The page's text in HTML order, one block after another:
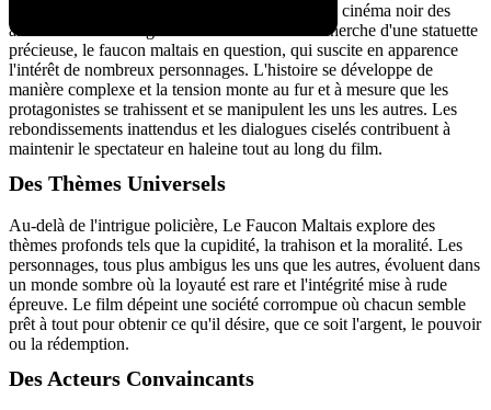
Le Faucon Maltais est un film emblématique du cinéma noir des
années 1940. L'intrigue tourne autour de la recherche d'une statuette
précieuse, le faucon maltais en question, qui suscite en apparence
l'intérêt de nombreux personnages. L'histoire se développe de
manière complexe et la tension monte au fur et à mesure que les
protagonistes se trahissent et se manipulent les uns les autres. Les
rebondissements inattendus et les dialogues ciselés contribuent à
maintenir le spectateur en haleine tout au long du film.
Des Thèmes Universels
Au-delà de l'intrigue policière, Le Faucon Maltais explore des
thèmes profonds tels que la cupidité, la trahison et la moralité. Les
personnages, tous plus ambigus les uns que les autres, évoluent dans
un monde sombre où la loyauté est rare et l'intégrité mise à rude
épreuve. Le film dépeint une société corrompue où chacun semble
prêt à tout pour obtenir ce qu'il désire, que ce soit l'argent, le pouvoir
ou la rédemption.
Des Acteurs Convaincants